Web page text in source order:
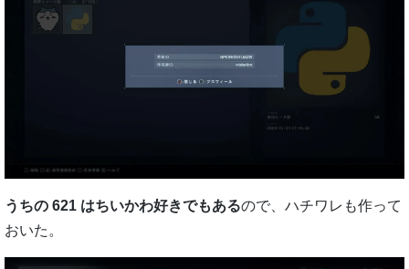
うちの 621 はちいかわ好きでもあるので、ハチワレも作って
おいた。